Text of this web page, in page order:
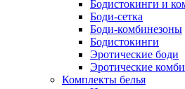
Бодистокинги и
Боди-сетка
Боди-комбинезоны
Бодистокинги
Эротические боди
Эротические
Комплекты белья